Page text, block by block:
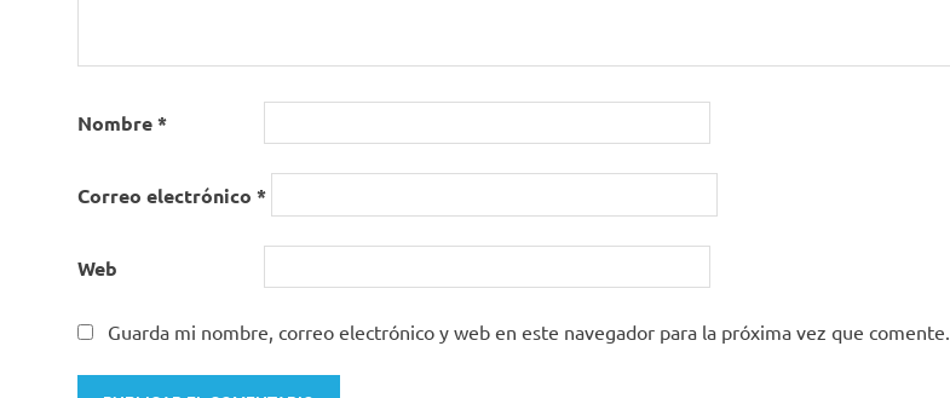
Nombre*
Correo electrónico *
Web
Guarda mi nombre, correo electrónico y web en este navegador para la próxima vez que comente.